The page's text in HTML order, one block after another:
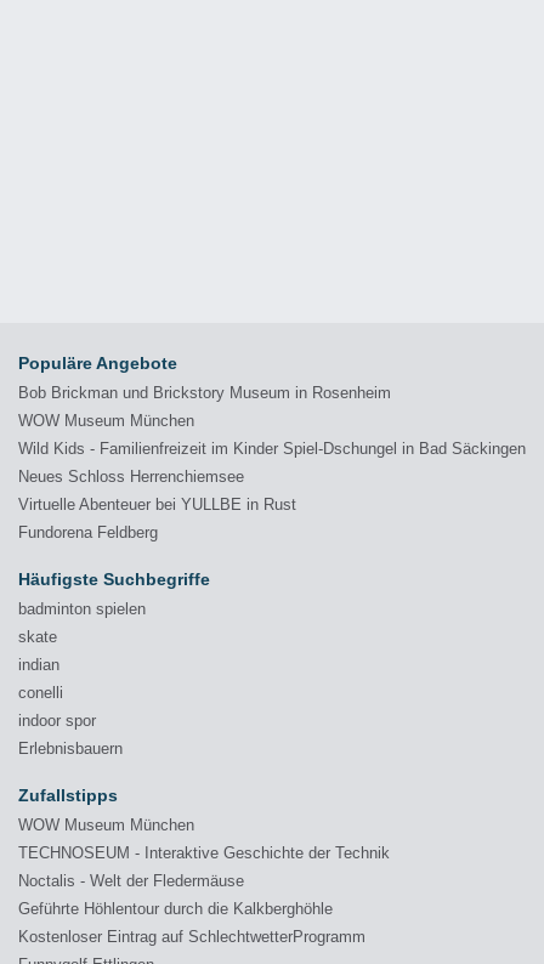
Populäre Angebote
Bob Brickman und Brickstory Museum in Rosenheim
WOW Museum München
Wild Kids - Familienfreizeit im Kinder Spiel-Dschungel in Bad Säckingen
Neues Schloss Herrenchiemsee
Virtuelle Abenteuer bei YULLBE in Rust
Fundorena Feldberg
Häufigste Suchbegriffe
badminton spielen
skate
indian
conelli
indoor spor
Erlebnisbauern
Zufallstipps
WOW Museum München
TECHNOSEUM - Interaktive Geschichte der Technik
Noctalis - Welt der Fledermäuse
Geführte Höhlentour durch die Kalkberghöhle
Kostenloser Eintrag auf SchlechtwetterProgramm